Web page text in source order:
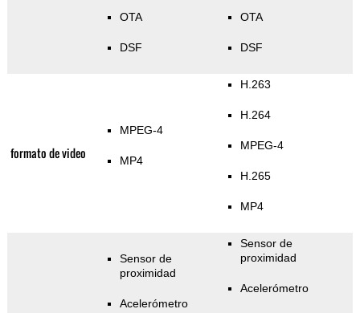
OTA
DSF
OTA
DSF
formato de video
MPEG-4
MP4
H.263
H.264
MPEG-4
H.265
MP4
Sensor de
proximidad
Acelerómetro
Sensor de
proximidad
Acelerómetro